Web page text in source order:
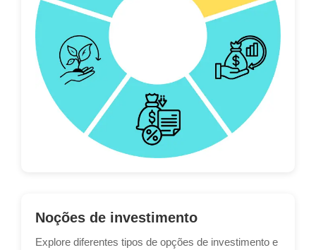
Noções de investimento
Explore diferentes tipos de opções de investimento e